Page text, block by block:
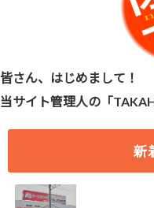
皆さん、はじめまして！
当サイト管理人の「
新